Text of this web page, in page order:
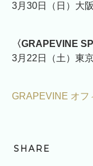
3月30日（日）大
〈GRAPEVINE
3月22日（土）東
GRAPEVINE オフ
SHARE